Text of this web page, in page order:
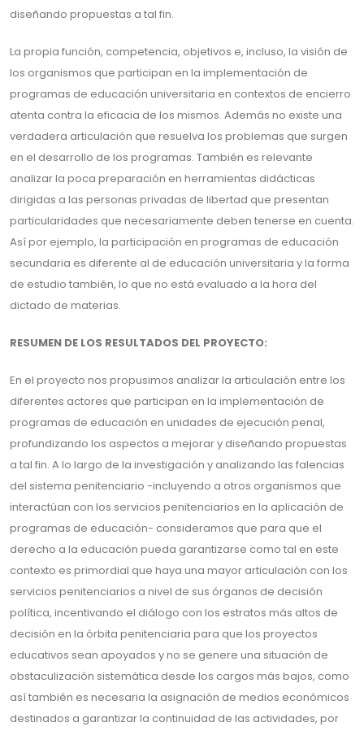
diseñando propuestas a tal fin.
La propia función, competencia, objetivos e, incluso, la visión de
los organismos que participan en la implementación de
programas de educación universitaria en contextos de encierro
atenta contra la eficacia de los mismos. Además no existe una
verdadera articulación que resuelva los problemas que surgen
en el desarrollo de los programas. También es relevante
analizar la poca preparación en herramientas didácticas
dirigidas a las personas privadas de libertad que presentan
particularidades que necesariamente deben tenerse en cuenta.
Así por ejemplo, la participación en programas de educación
secundaria es diferente al de educación universitaria y la forma
de estudio también, lo que no está evaluado a la hora del
dictado de materias.
RESUMEN DE LOS RESULTADOS DEL PROYECTO:
En el proyecto nos propusimos analizar la articulación entre los
diferentes actores que participan en la implementación de
programas de educación en unidades de ejecución penal,
profundizando los aspectos a mejorar y diseñando propuestas
a tal fin. A lo largo de la investigación y analizando las falencias
del sistema penitenciario -incluyendo a otros organismos que
interactúan con los servicios penitenciarios en la aplicación de
programas de educación- consideramos que para que el
derecho a la educación pueda garantizarse como tal en este
contexto es primordial que haya una mayor articulación con los
servicios penitenciarios a nivel de sus órganos de decisión
política, incentivando el diálogo con los estratos más altos de
decisión en la órbita penitenciaria para que los proyectos
educativos sean apoyados y no se genere una situación de
obstaculización sistemática desde los cargos más bajos, como
así también es necesaria la asignación de medios económicos
destinados a garantizar la continuidad de las actividades, por